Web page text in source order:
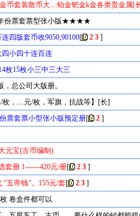
币套装散币大....铂金钯金k金各类贵金属[
份票套票型张小版★★★★
四版套币收9050,90100[ 2 3]
小四十连百连
枚15枚小三中三大三
，总公司大版册。
/枚，....元/枚，军旗，抗战等】[长]
票套票小型张小版预定册[ 2]
元宝(古币编制)
套册 1------420元/册[ 2 3]
五帝钱”。155元/套[ 2 3]
卷盒件都可以